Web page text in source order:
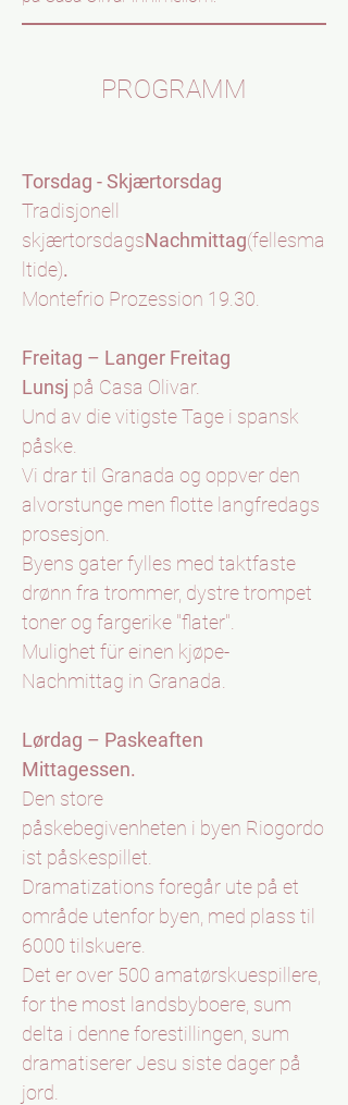
PROGRAMM
Torsdag - Skjærtorsdag
Tradisjonell
skjærtorsdagsNachmittag(fellesma
ltide).
Montefrio Prozession 19.30.
Freitag – Langer Freitag
Lunsj på Casa Olivar.
Und av die vitigste Tage i spansk
påske.
Vi drar til Granada og oppver den
alvorstunge men flotte langfredags
prosesjon.
Byens gater fylles med taktfaste
drønn fra trommer, dystre trompet
toner og fargerike "flater".
Mulighet für einen kjøpe-
Nachmittag in Granada.
Lørdag – Paskeaften
Mittagessen.
Den store
påskebegivenheten i byen Riogordo
ist påskespillet.
Dramatizations foregår ute på et
område utenfor byen, med plass til
6000 tilskuere.
Det er over 500 amatørskuespillere,
for the most landsbyboere, sum
delta i denne forestillingen, sum
dramatiserer Jesu siste dager på
jord.